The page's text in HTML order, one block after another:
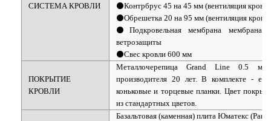
СИСТЕМА КРОВЛИ
⚫Контрбрус 45 на 45 мм (вентиляция
⚫Обрешетка 20 на 95 мм (вентиляция
⚫Подкровельная мембрана мембрана
ветрозащиты
⚫Свес кровли 600 мм
ПОКРЫТИЕ
КРОВЛИ
Металлочерепица Grand Line 0.5
производителя 20 лет. В комплекте -
коньковые и торцевые планки. Цвет
из стандартных цветов.
Базальтовая (каменная) плита Юматекс